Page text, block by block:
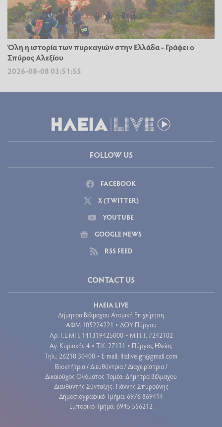
Όλη η ιστορία των πυρκαγιών στην Ελλάδα - Γράφει ο
Σπύρος Αλεξίου
2026-08-08 03:51:55
FOLLOW US
FACEBOOK
X (TWITTER)
YOUTUBE
GOOGLE NEWS
RSS FEED
CONTACT US
ΗΛΕΙΑ LIVE
Δήμητρα Βέλμαχου Ατομική Επιχείρηση
ΑΦΜ 105224221 • ΔΟΥ Πύργου
Aρ. Γ.Ε.ΜΗ. 141319425000 • Μ.Η.Τ. #242102
Αγ. Κυριακής 4 • Τ.Κ. 27131 • Πύργος Ηλείας
Τηλ.: 26210 30400 • E-mail: ilialive.gr@gmail.com
Ιδιοκτήτρια / Διευθύντρια / Διαχειρίστρια /
Δικαιούχος Ονόματος Τομέα: Δήμητρα Βέλμαχου
Διευθυντής Σύνταξης: Γιάννης Σπυρούνης
Δημοσιογραφικό Τμήμα: 6976 869414
Εμπορικό Τμήμα: 6945 556212